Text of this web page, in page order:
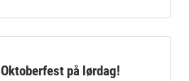
Oktoberfest på lørdag!